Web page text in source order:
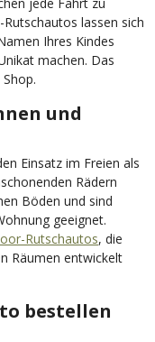
lassen sich
Ihres Kindes
machen. Das
und
Einsatz im Freien als
Rädern
Böden und sind
geeignet.
Rutschautos, die
Räumen entwickelt
bestellen